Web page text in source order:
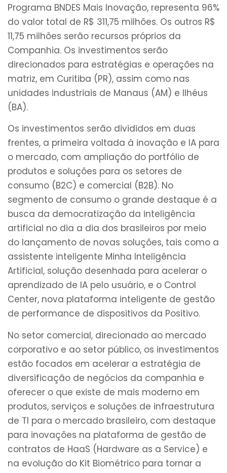
Programa BNDES Mais Inovação, representa 96%
do valor total de R$ 311,75 milhões. Os outros R$
11,75 milhões serão recursos próprios da
Companhia. Os investimentos serão
direcionados para estratégias e operações na
matriz, em Curitiba (PR), assim como nas
unidades industriais de Manaus (AM) e Ilhéus
(BA).
Os investimentos serão divididos em duas
frentes, a primeira voltada à inovação e IA para
o mercado, com ampliação do portfólio de
produtos e soluções para os setores de
consumo (B2C) e comercial (B2B). No
segmento de consumo o grande destaque é a
busca da democratização da inteligência
artificial no dia a dia dos brasileiros por meio
do lançamento de novas soluções, tais como a
assistente inteligente Minha Inteligência
Artificial, solução desenhada para acelerar o
aprendizado de IA pelo usuário, e o Control
Center, nova plataforma inteligente de gestão
de performance de dispositivos da Positivo.
No setor comercial, direcionado ao mercado
corporativo e ao setor público, os investimentos
estão focados em acelerar a estratégia de
diversificação de negócios da companhia e
oferecer o que existe de mais moderno em
produtos, serviços e soluções de infraestrutura
de TI para o mercado brasileiro, com destaque
para inovações na plataforma de gestão de
contratos de HaaS (Hardware as a Service) e
na evolução do Kit Biométrico para tornar a